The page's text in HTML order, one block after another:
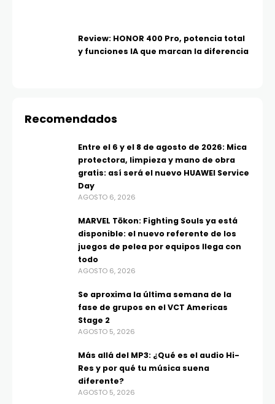
Review: HONOR 400 Pro, potencia total
y funciones IA que marcan la diferencia
Recomendados
Entre el 6 y el 8 de agosto de 2026: Mica
protectora, limpieza y mano de obra
gratis: así será el nuevo HUAWEI Service
Day
AGOSTO 6, 2026
MARVEL Tōkon: Fighting Souls ya está
disponible: el nuevo referente de los
juegos de pelea por equipos llega con
todo
AGOSTO 6, 2026
Se aproxima la última semana de la
fase de grupos en el VCT Americas
Stage 2
AGOSTO 5, 2026
Más allá del MP3: ¿Qué es el audio Hi-
Res y por qué tu música suena
diferente?
AGOSTO 5, 2026